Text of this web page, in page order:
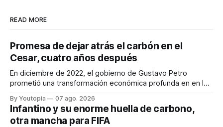
READ MORE
Promesa de dejar atrás el carbón en el
Cesar, cuatro años después
En diciembre de 2022, el gobierno de Gustavo Petro
prometió una transformación económica profunda en en la
By Youtopia 07 ago. 2026
Infantino y su enorme huella de carbono,
otra mancha para FIFA